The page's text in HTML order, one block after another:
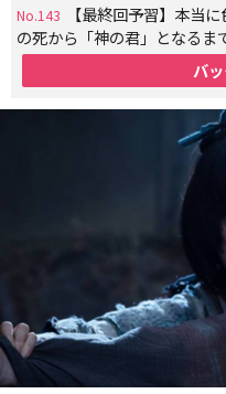
No.143
【最終回予習】本当
の死から「神の君」となるま
バ